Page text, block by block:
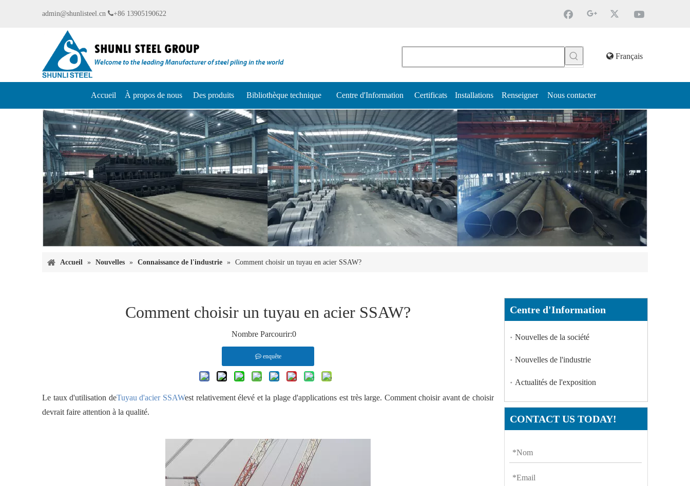
admin@shunlisteel.cn +86 13905190622
Français
Accueil À propos de nous Des produits Bibliothèque technique Centre d'Information Certificats Installations Renseigner Nous contacter
Accueil » Nouvelles » Connaissance de l'industrie » Comment choisir un tuyau en acier SSAW?
Comment choisir un tuyau en acier SSAW?
Nombre Parcourir:0
enquête
Le taux d'utilisation deTuyau d'acier SSAWest relativement élevé et la plage d'applications est très large. Comment choisir avant de choisir
devrait faire attention à la qualité.
Centre d'Information
Nouvelles de la société
Nouvelles de l'industrie
Actualités de l'exposition
CONTACT US TODAY!